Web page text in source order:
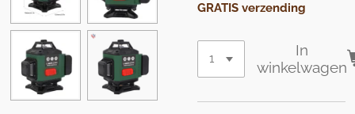
GRATIS verzending
In
winkelwagen